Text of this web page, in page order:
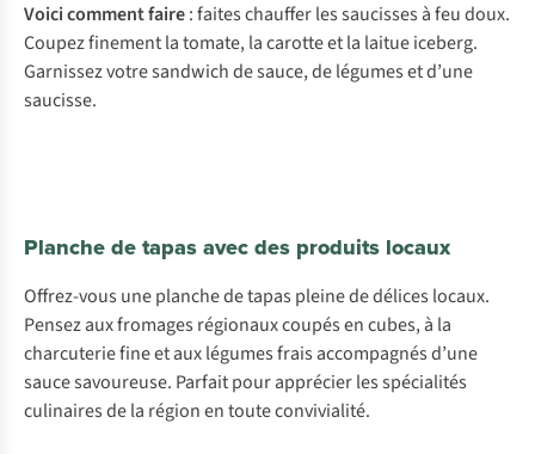
Voici comment faire: faites chauffer les saucisses à feu doux.
Coupez finement la tomate, la carotte et la laitue iceberg.
Garnissez votre sandwich de sauce, de légumes et d’une
saucisse.
Planche de tapas avec des produits locaux
Offrez-vous une planche de tapas pleine de délices locaux.
Pensez aux fromages régionaux coupés en cubes, à la
charcuterie fine et aux légumes frais accompagnés d’une
sauce savoureuse. Parfait pour apprécier les spécialités
culinaires de la région en toute convivialité.